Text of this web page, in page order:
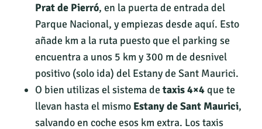
Prat de Pierró, en la puerta de entrada del
Parque Nacional, y empiezas desde aquí. Esto
añade km a la ruta puesto que el parking se
encuentra a unos 5 km y 300 m de desnivel
positivo (solo ida) del Estany de Sant Maurici.
O bien utilizas el sistema de taxis 4×4que te
llevan hasta el mismo Estany de Sant Maurici,
salvando en coche esos km extra. Los taxis